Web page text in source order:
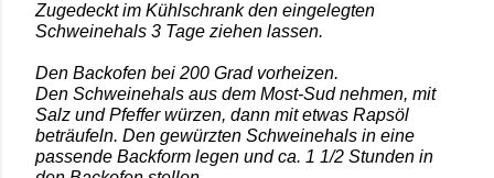
Zugedeckt im Kühlschrank den eingelegten
Schweinehals 3 Tage ziehen lassen.
Den Backofen bei 200 Grad vorheizen.
Den Schweinehals aus dem Most-Sud nehmen, mit
Salz und Pfeffer würzen, dann mit etwas Rapsöl
beträufeln. Den gewürzten Schweinehals in eine
passende Backform legen und ca. 1 1/2 Stunden in